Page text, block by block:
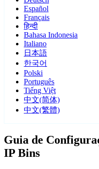
Español
Français
हिन्दी
Bahasa Indonesia
Italiano
日本語
한국어
Polski
Português
Tiếng Việt
中文(简体)
中文(繁體)
Guia de
IP Bins